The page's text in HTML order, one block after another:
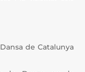
de Catalunya